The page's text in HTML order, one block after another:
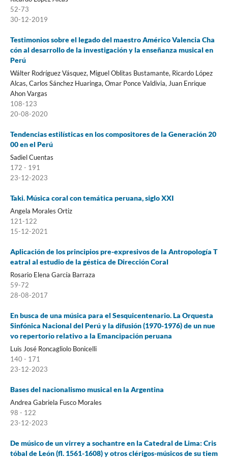
52-73
30-12-2019
Testimonios sobre el legado del maestro Américo Valencia Cha
cón al desarrollo de la investigación y la enseñanza musical en
Perú
Wálter Rodríguez Vásquez, Miguel Oblitas Bustamante, Ricardo López
Alcas, Carlos Sánchez Huaringa, Omar Ponce Valdivia, Juan Enrique
Ahon Vargas
108-123
20-08-2020
Tendencias estilísticas en los compositores de la Generación 20
00 en el Perú
Sadiel Cuentas
172 - 191
23-12-2023
Taki. Música coral con temática peruana, siglo XXI
Angela Morales Ortiz
121-122
15-12-2021
Aplicación de los principios pre-expresivos de la Antropología T
eatral al estudio de la géstica de Dirección Coral
Rosario Elena García Barraza
59-72
28-08-2017
En busca de una música para el Sesquicentenario. La Orquesta
Sinfónica Nacional del Perú y la difusión (1970-1976) de un nue
vo repertorio relativo a la Emancipación peruana
Luis José Roncagliolo Bonicelli
140 - 171
23-12-2023
Bases del nacionalismo musical en la Argentina
Andrea Gabriela Fusco Morales
98 - 122
23-12-2023
De músico de un virrey a sochantre en la Catedral de Lima: Cris
tóbal de León (fl. 1561-1608) y otros clérigos-músicos de su tiem